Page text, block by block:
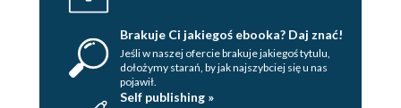
Brakuje Ci jakiegoś ebooka? Daj znać!
Jeśli w naszej ofercie brakuje jakiegoś tytulu,
dołożymy starań, by jak najszybciej się u nas
pojawił.
Self publishing »